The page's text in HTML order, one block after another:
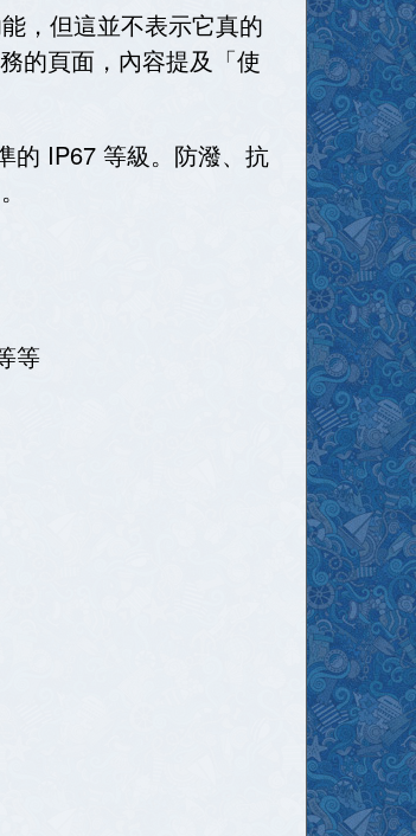
，但這並不表示它真的
的頁面，內容提及「使
的 IP67 等級。防潑、抗
等